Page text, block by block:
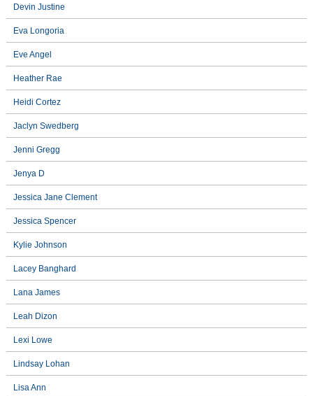
Devin Justine
Eva Longoria
Eve Angel
Heather Rae
Heidi Cortez
Jaclyn Swedberg
Jenni Gregg
Jenya D
Jessica Jane Clement
Jessica Spencer
Kylie Johnson
Lacey Banghard
Lana James
Leah Dizon
Lexi Lowe
Lindsay Lohan
Lisa Ann